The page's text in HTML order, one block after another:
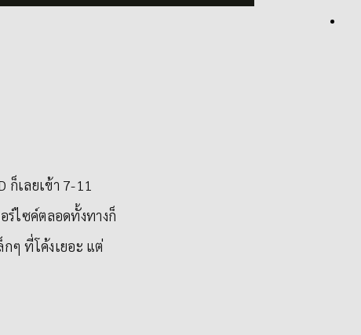
เลยเข้า 7-11
ร์ไซค์ตลอดทั้งทางก็
ๆ ที่โค้งเยอะ แต่